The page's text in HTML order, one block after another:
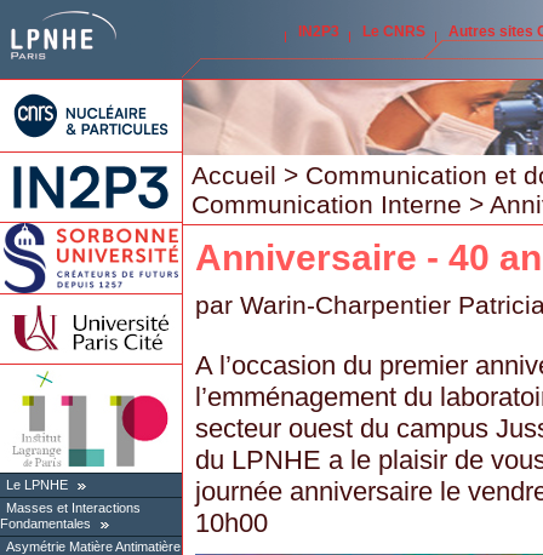
IN2P3 Le CNRS Autres sites
Le LPNHE
Masses et Interactions
Fondamentales
Asymétrie Matière Antimatière
Accueil > Communication et
Communication Interne >
Anniversaire - 40
par Warin-Charpentier
A l’occasion du premier
l’emménagement du
secteur ouest du campus
du LPNHE a le plaisir de
journée anniversaire le
10h00